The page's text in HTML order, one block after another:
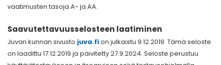
vaatimusten tasoja A- ja AA.
Saavutettavuusselosteen laatiminen
Juvan kunnan sivusto juva.fion julkaistu 9.12.2019. Tämä seloste
on laadittu 17.12.2019 ja päivitetty 27.9.2024. Seloste perustuu